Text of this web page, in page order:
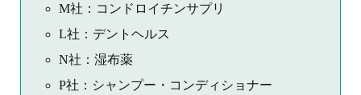
M社：コンドロイチンサプリ
L社：デントヘルス
N社：湿布薬
P社：シャンプー・コンディショナー